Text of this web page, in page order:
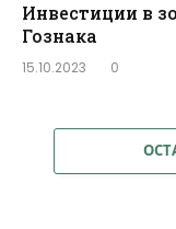
Инвестиции в
Гознака
15.10.2023 0